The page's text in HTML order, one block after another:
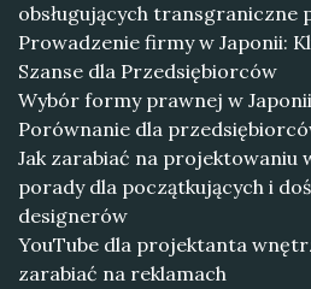
obsługujących transgraniczne
Prowadzenie firmy w Japonii:
Szanse dla Przedsiębiorców
Wybór formy prawnej w
Porównanie dla
Jak zarabiać na projektowaniu
porady dla początkujących i
designerów
YouTube dla projektanta
zarabiać na reklamach